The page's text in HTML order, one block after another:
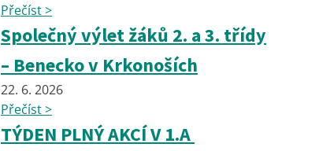
Přečíst >
Společný výlet žáků 2. a 3. třídy
– Benecko v Krkonoších
22. 6. 2026
Přečíst >
TÝDEN PLNÝ AKCÍ V 1.A